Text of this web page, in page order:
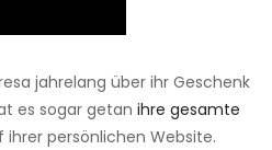
jahrelang über ihr Geschenk
es sogar getan ihre gesamte
ihrer persönlichen Website.